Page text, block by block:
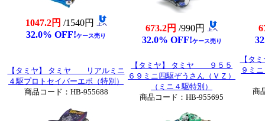
1047.2円 /1540円
32.0% OFF!ケース売り
673.2円 /990円
32.0% OFF!ケース売り
【タミヤ】 タミヤ リアルミニ
４駆プロトセイバーエボ（特別）
商品コード：HB-955688
【タミヤ】 タミヤ ９５５
６９ミニ四駆ぞうさん（ＶＺ）
（ミニ４駆特別）
商品コード：HB-955695
【タ
９ミ
商